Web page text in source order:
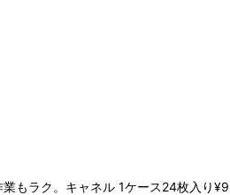
もラク。キャネル 1ケース24枚入り